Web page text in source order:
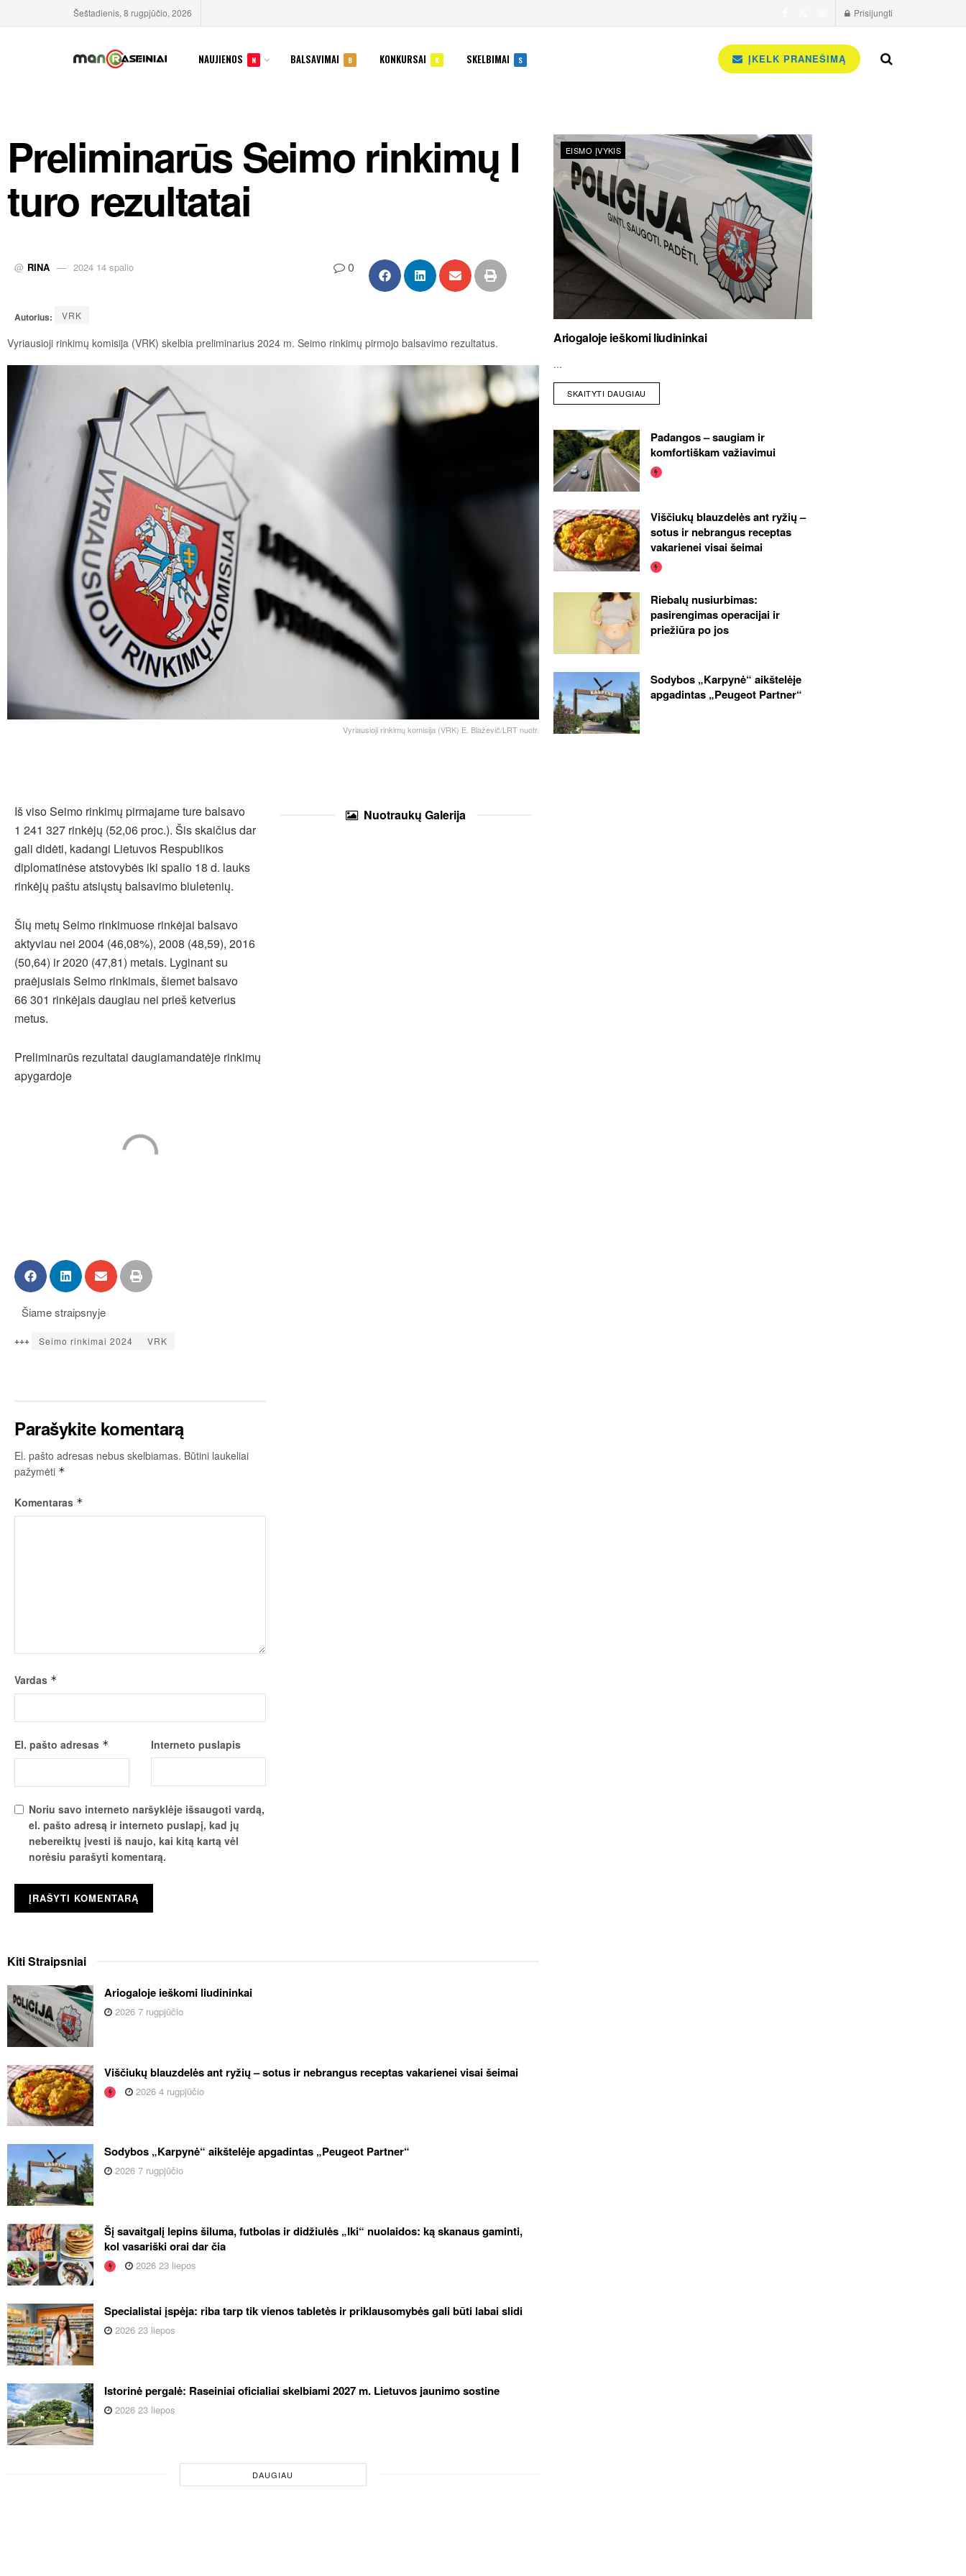
Šeštadienis, 8 rugpjūčio, 2026 Prisijungti
NAUJIENOS N BALSAVIMAI B KONKURSAI K SKELBIMAI S ĮKELK PRANEŠIMĄ
Preliminarūs Seimo rinkimų I
turo rezultatai
@ RINA 2024 14 spalio 0
Autorius: VRK
Vyriausioji rinkimų komisija (VRK) skelbia preliminarius 2024 m. Seimo rinkimų pirmojo balsavimo rezultatus.
Vyriausioji rinkimų komisija (VRK) E. Blaževič/LRT nuotr.
EISMO ĮVYKIS
Ariogaloje ieškomi liudininkai
...
SKAITYTI DAUGIAU
Padangos – saugiam ir
komfortiškam važiavimui
Viščiukų blauzdelės ant ryžių –
sotus ir nebrangus receptas
vakarienei visai šeimai
Riebalų nusiurbimas:
pasirengimas operacijai ir
priežiūra po jos
Sodybos „Karpynė“ aikštelėje
apgadintas „Peugeot Partner“
Iš viso Seimo rinkimų pirmajame ture balsavo
1 241 327 rinkėjų (52,06 proc.). Šis skaičius dar
gali didėti, kadangi Lietuvos Respublikos
diplomatinėse atstovybės iki spalio 18 d. lauks
rinkėjų paštu atsiųstų balsavimo biuletenių.
Šių metų Seimo rinkimuose rinkėjai balsavo
aktyviau nei 2004 (46,08%), 2008 (48,59), 2016
(50,64) ir 2020 (47,81) metais. Lyginant su
praėjusiais Seimo rinkimais, šiemet balsavo
66 301 rinkėjais daugiau nei prieš ketverius
metus.
Preliminarūs rezultatai daugiamandatėje rinkimų
apygardoje
Šiame straipsnyje
+++ Seimo rinkimai 2024 VRK
NuotraukųGalerija
Parašykite komentarą
El. pašto adresas nebus skelbiamas. Būtini laukeliai
pažymėti *
Komentaras *
Vardas *
El. pašto adresas * Interneto puslapis
Noriu savo interneto naršyklėje išsaugoti vardą,
el. pašto adresą ir interneto puslapį, kad jų
nebereiktų įvesti iš naujo, kai kitą kartą vėl
norėsiu parašyti komentarą.
KitiStraipsniai
Ariogaloje ieškomi liudininkai
2026 7 rugpjūčio
Viščiukų blauzdelės ant ryžių – sotus ir nebrangus receptas vakarienei visai šeimai
2026 4 rugpjūčio
Sodybos „Karpynė“ aikštelėje apgadintas „Peugeot Partner“
2026 7 rugpjūčio
Šį savaitgalį lepins šiluma, futbolas ir didžiulės „Iki“ nuolaidos: ką skanaus gaminti,
kol vasariški orai dar čia
2026 23 liepos
Specialistai įspėja: riba tarp tik vienos tabletės ir priklausomybės gali būti labai slidi
2026 23 liepos
Istorinė pergalė: Raseiniai oficialiai skelbiami 2027 m. Lietuvos jaunimo sostine
2026 23 liepos
DAUGIAU